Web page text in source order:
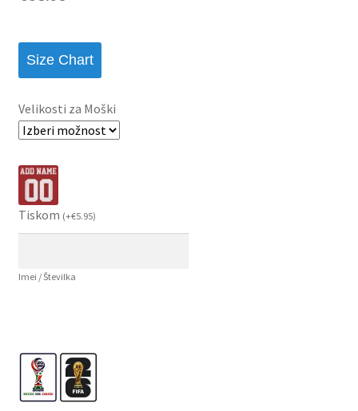
Size Chart
Velikosti za Moški
Tiskom (+€5.95)
Imei / Številka